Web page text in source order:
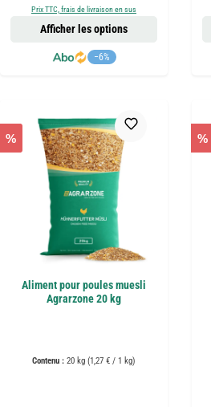
Prix TTC, frais de livraison en sus
−6%
Afficher les options
%
Aliment pour poules muesli
Agrarzone 20 kg
Contenu : 20 kg (1,27 € / 1 kg)
%